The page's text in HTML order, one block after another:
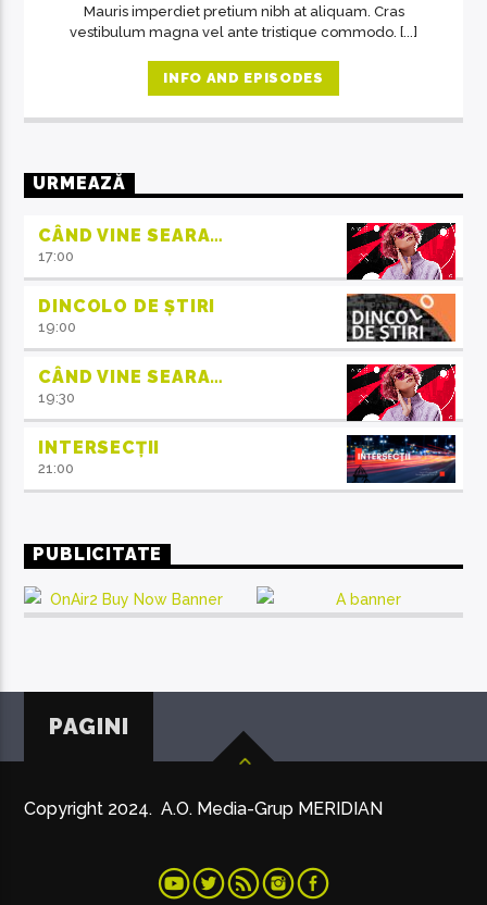
Mauris imperdiet pretium nibh at aliquam. Cras
vestibulum magna vel ante tristique commodo. [...]
INFO AND EPISODES
URMEAZĂ
CÂND VINE SEARA…
17:00
DINCOLO DE ȘTIRI
19:00
CÂND VINE SEARA…
19:30
INTERSECȚII
21:00
PUBLICITATE
PAGINI
Copyright 2024. A.O. Media-Grup MERIDIAN